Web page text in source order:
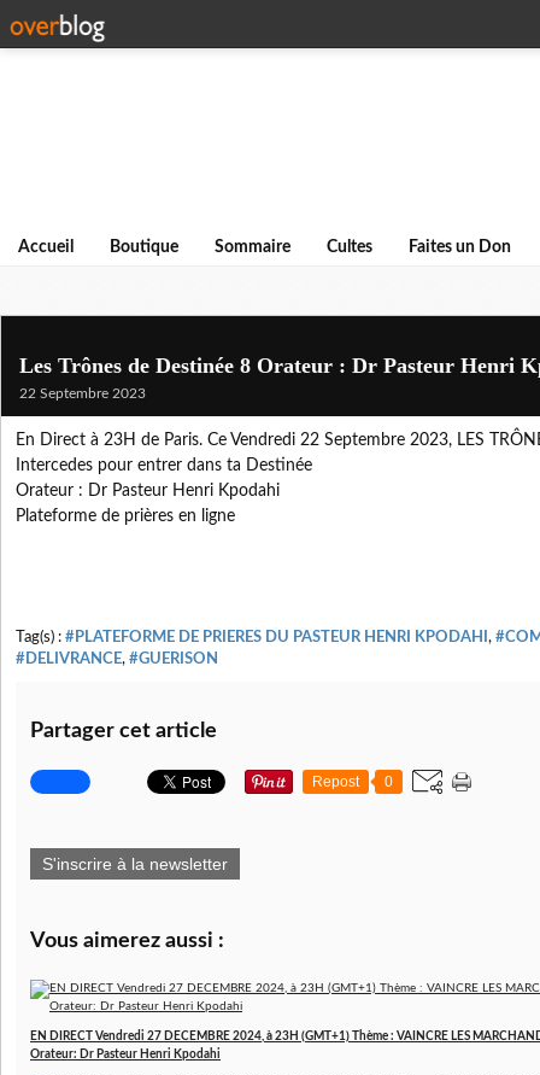
Accueil Boutique Sommaire Cultes Faites un Don
Les Trônes de Destinée 8 Orateur : Dr Pasteur Henri
22 Septembre 2023
En Direct à 23H de Paris. Ce Vendredi 22 Septembre 2023, LES
Intercedes pour entrer dans ta Destinée
Orateur : Dr Pasteur Henri Kpodahi
Plateforme de prières en ligne
Tag(s) : #PLATEFORME DE PRIERES DU PASTEUR HENRI KPODAHI ,
#DELIVRANCE, #GUERISON
Partager cet article
Repost 0
S'inscrire à la newsletter
Vous aimerez aussi :
EN DIRECT Vendredi 27 DECEMBRE 2024, à 23H (GMT+1) Thème : VAINCRE LES
Orateur: Dr Pasteur Henri Kpodahi